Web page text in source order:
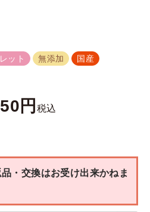
ット 無添加
国産
税込
・交換はお受け出来かねま